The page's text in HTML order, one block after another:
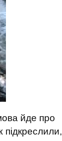
йде про
підкреслили,